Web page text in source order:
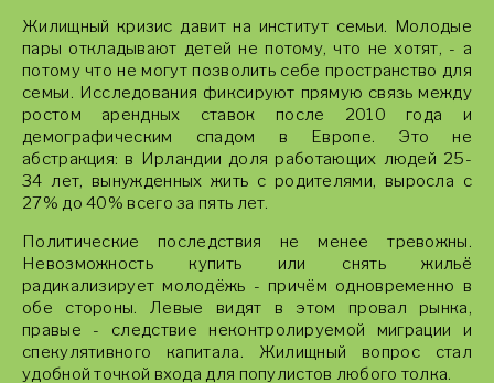
Жилищный кризис давит на институт семьи. Молодые
пары откладывают детей не потому, что не хотят, - а
потому что не могут позволить себе пространство для
семьи. Исследования фиксируют прямую связь между
ростом арендных ставок после 2010 года и
демографическим спадом в Европе. Это не
абстракция: в Ирландии доля работающих людей 25-
34 лет, вынужденных жить с родителями, выросла с
27% до 40% всего за пять лет.
Политические последствия не менее тревожны.
Невозможность купить или снять жильё
радикализирует молодёжь - причём одновременно в
обе стороны. Левые видят в этом провал рынка,
правые - следствие неконтролируемой миграции и
спекулятивного капитала. Жилищный вопрос стал
удобной точкой входа для популистов любого толка.